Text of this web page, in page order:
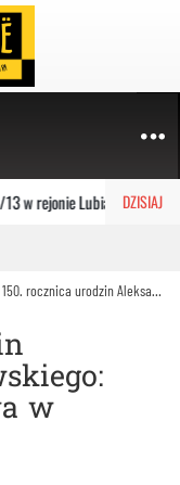
DZISIAJ
w rejonie Lubiatowa
150. rocznica urodzin Aleksandra Majkowskiego: Wyjątkowa wystawa w Wejherowie
w